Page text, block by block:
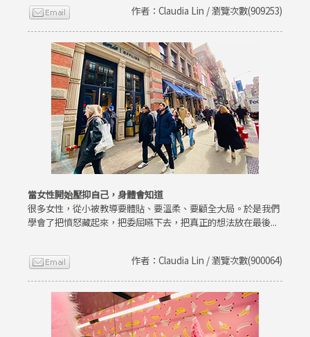
作者：Claudia Lin / 瀏覽次數(909253)
當女性開始壓抑自己，身體會知道
很多女性，從小被教導要體貼、要溫柔、要顧全大局。於是我們
學會了把憤怒藏起來，把委屈嚥下去，把真正的想法放在最後...
作者：Claudia Lin / 瀏覽次數(900064)